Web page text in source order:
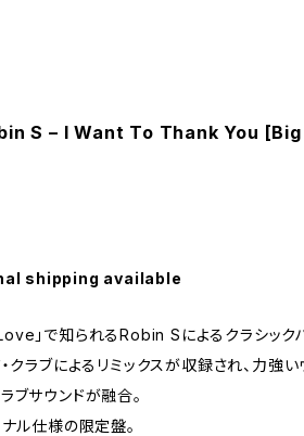
S – I Want To Thank You
shipping available
」で知られるRobin Sによるクラシック
・クラブによるリミックスが収録され、力強
ブサウンドが融合。
ナル仕様の限定盤。